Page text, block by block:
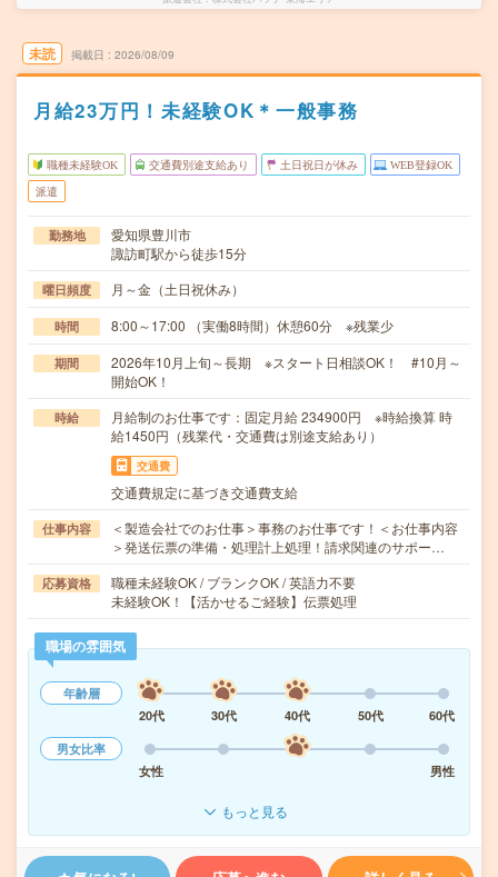
未読 掲載日 2026/08/09
月給23万円！未経験OK＊一般事務
職種未経験OK 交通費別途支給あり 土日祝日が休み WEB登録OK
派遣
勤務地
愛知県豊川市
諏訪町駅から徒歩15分
曜日頻度 月～金（土日祝休み）
時間 8:00～17:00 （実働8時間）休憩60分 ※残業少
期間
2026年10月上旬～長期 ※スタート日相談OK！ #10月～
開始OK！
時給
月給制のお仕事です：固定月給 234900円 ※時給換算 時
給1450円（残業代・交通費は別途支給あり）
交通費
交通費規定に基づき交通費支給
仕事内容
＜製造会社でのお仕事＞事務のお仕事です！＜お仕事内容
＞発送伝票の準備・処理計上処理！請求関連のサポー…
応募資格
職種未経験OK / ブランクOK / 英語力不要
未経験OK！【活かせるご経験】伝票処理
職場の雰囲気
年齢層
20代
30代 40代 50代
60代
男女比率
女性
男性
もっと見る